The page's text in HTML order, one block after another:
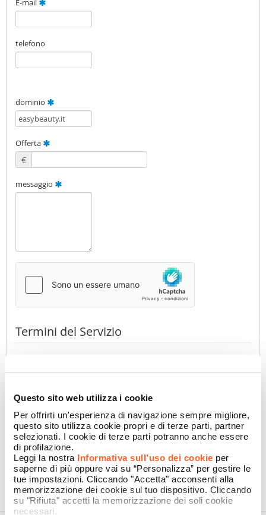
Questo sito web utilizza i cookie
Per offrirti un'esperienza di navigazione sempre migliore,
questo sito utilizza cookie propri e di terze parti, partner
selezionati. I cookie di terze parti potranno anche essere
di profilazione.
Leggi la nostra Informativa sull’uso dei cookie per
saperne di più oppure vai su “Personalizza” per gestire le
tue impostazioni. Cliccando "Accetta" acconsenti alla
memorizzazione dei cookie sul tuo dispositivo. Cliccando
su "Rifiuta" accetti la memorizzazione dei soli cookie
necessari.
E-mail
telefono
dominio
Offerta
€
messaggio
Termini del Servizio
CONFERMA